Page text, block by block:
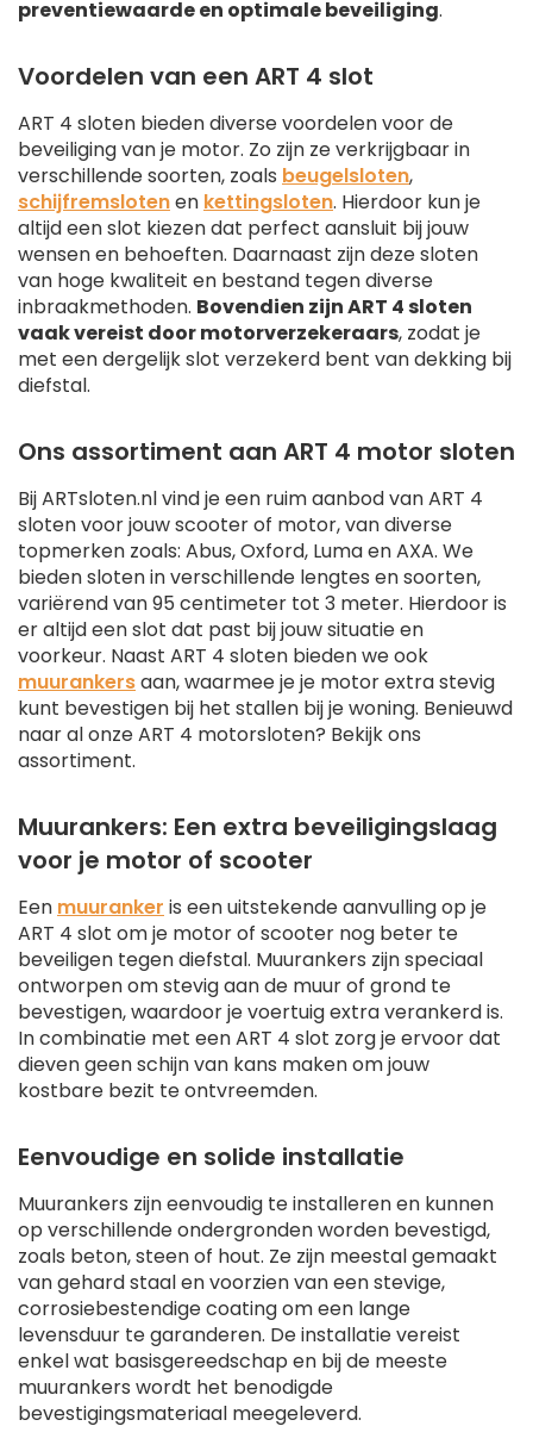
preventiewaarde en optimale beveiliging.
Voordelen van een ART 4 slot
ART 4 sloten bieden diverse voordelen voor de
beveiliging van je motor. Zo zijn ze verkrijgbaar in
verschillende soorten, zoals beugelsloten,
schijfremslotenen kettingsloten. Hierdoor kun je
altijd een slot kiezen dat perfect aansluit bij jouw
wensen en behoeften. Daarnaast zijn deze sloten
van hoge kwaliteit en bestand tegen diverse
inbraakmethoden. Bovendien zijn ART 4 sloten
vaak vereist door motorverzekeraars, zodat je
met een dergelijk slot verzekerd bent van dekking bij
diefstal.
Ons assortiment aan ART 4 motor sloten
Bij ARTsloten.nl vind je een ruim aanbod van ART 4
sloten voor jouw scooter of motor, van diverse
topmerken zoals: Abus, Oxford, Luma en AXA. We
bieden sloten in verschillende lengtes en soorten,
variërend van 95 centimeter tot 3 meter. Hierdoor is
er altijd een slot dat past bij jouw situatie en
voorkeur. Naast ART 4 sloten bieden we ook
muurankersaan, waarmee je je motor extra stevig
kunt bevestigen bij het stallen bij je woning. Benieuwd
naar al onze ART 4 motorsloten? Bekijk ons
assortiment.
Muurankers: Een extra beveiligingslaag
voor je motor of scooter
Een muuranker is een uitstekende aanvulling op je
ART 4 slot om je motor of scooter nog beter te
beveiligen tegen diefstal. Muurankers zijn speciaal
ontworpen om stevig aan de muur of grond te
bevestigen, waardoor je voertuig extra verankerd is.
In combinatie met een ART 4 slot zorg je ervoor dat
dieven geen schijn van kans maken om jouw
kostbare bezit te ontvreemden.
Eenvoudige en solide installatie
Muurankers zijn eenvoudig te installeren en kunnen
op verschillende ondergronden worden bevestigd,
zoals beton, steen of hout. Ze zijn meestal gemaakt
van gehard staal en voorzien van een stevige,
corrosiebestendige coating om een lange
levensduur te garanderen. De installatie vereist
enkel wat basisgereedschap en bij de meeste
muurankers wordt het benodigde
bevestigingsmateriaal meegeleverd.